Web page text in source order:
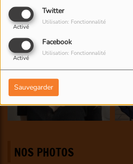
Twitter
Activé
Utilisation: Fonctionnalité
Facebook
Activé
Utilisation: Fonctionnalité
Sauvegarder
NOS PHOTOS